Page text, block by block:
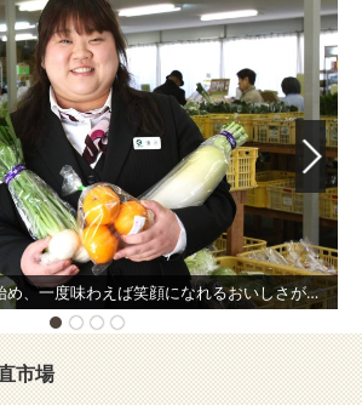
新鮮な野菜や果物を始め、一度味わえば笑顔になれるおいしさが自慢の商品が勢ぞろい。
市場